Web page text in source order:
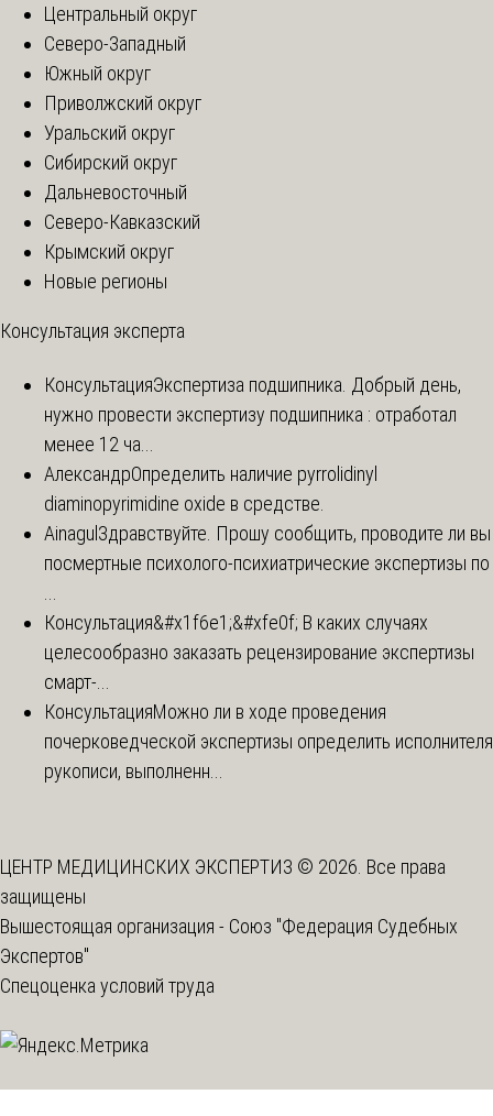
Центральный округ
Северо-Западный
Южный округ
Приволжский округ
Уральский округ
Сибирский округ
Дальневосточный
Северо-Кавказский
Крымский округ
Новые регионы
Консультация эксперта
КонсультацияЭкспертиза подшипника. Добрый день,
нужно провести экспертизу подшипника : отработал
менее 12 ча...
АлександрОпределить наличие pyrrolidinyl
diaminopyrimidine oxide в средстве.
Ainagul Здравствуйте. Прошу сообщить, проводите ли вы
посмертные психолого-психиатрические экспертизы по
Консультация&#x1f6e1;&#xfe0f; В каких случаях
целесообразно заказать рецензирование экспертизы
смарт-...
КонсультацияМожно ли в ходе проведения
почерковедческой экспертизы определить исполнителя
рукописи, выполненн...
ЦЕНТР МЕДИЦИНСКИХ ЭКСПЕРТИЗ © 2026. Все права
защищены
Вышестоящая организация - Союз "Федерация Судебных
Экспертов"
Спецоценка условий труда